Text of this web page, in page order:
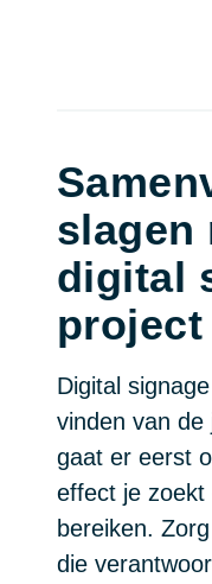
slagen
digital
project
Digital
vinden van
gaat er eerst
effect je zoekt
bereiken.
die